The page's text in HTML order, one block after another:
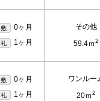
敷 0ヶ月
礼 1ヶ月
その他
59.4ｍ2
敷 0ヶ月
礼 1ヶ月
ワンルー
20ｍ2